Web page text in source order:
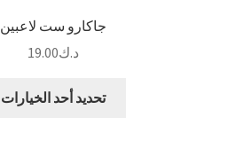
جاكارو ست لاعبين
د.ك19.00
تحديد أحد الخيارات